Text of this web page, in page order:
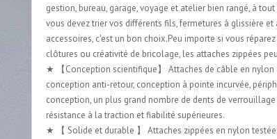
gestion, bureau, garage, voyage et atelier bien rangé, à
vous devez trier vos différents fils, fermetures à glissière et
accessoires, c'est un bon choix.Peu importe si vous réparez
clôtures ou créativité de bricolage, les attaches zippées
★ 【Conception scientifique】 Attaches de câble en
conception anti-retour, conception à pointe incurvée,
conception, un plus grand nombre de dents de
résistance à la traction et fiabilité supérieures.
★ 【 Solide et durable 】 Attaches zippées en nylon